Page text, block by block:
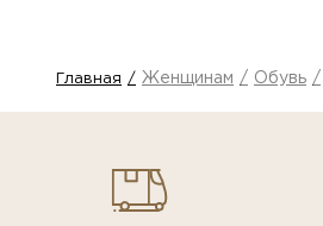
Главная Женщинам Обувь